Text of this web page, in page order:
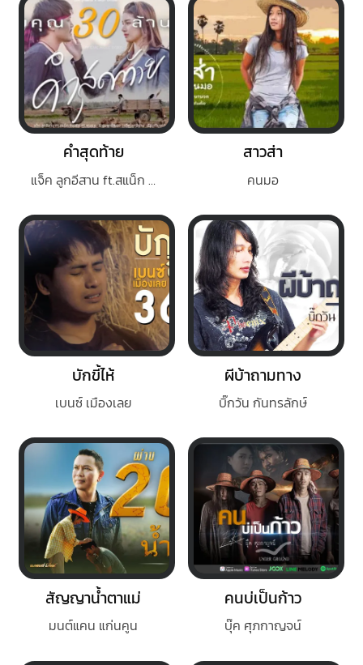
คำสุดท้าย
แจ็ค ลูกอีสาน ft.สแน็ก อัจฉรีย์
สาวส่า
คนมอ
บักขี้ไห้
เบนซ์ เมืองเลย
ผีบ้าถามทาง
บิ๊กวัน กันทรลักษ์
สัญญาน้ำตาแม่
มนต์แคน แก่นคูน
คนบ่เป็นก้าว
บุ๊ค ศุภกาญจน์